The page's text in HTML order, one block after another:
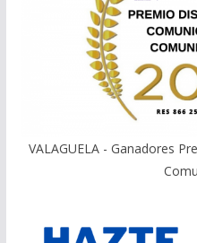
VALAGUELA - Ganadores